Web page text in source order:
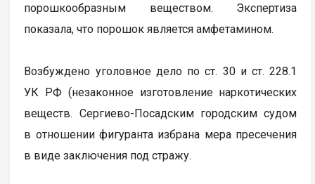
порошкообразным веществом. Экспертиза
показала, что порошок является амфетамином.
Возбуждено уголовное дело по ст. 30 и ст. 228.1
УК РФ (незаконное изготовление наркотических
веществ. Сергиево-Посадским городским судом
в отношении фигуранта избрана мера пресечения
в виде заключения под стражу.